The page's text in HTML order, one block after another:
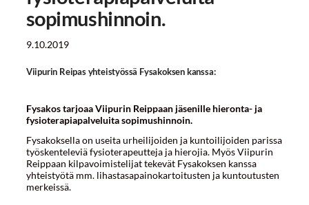
sopimushinnoin.
9.10.2019
Viipurin Reipas yhteistyössä Fysakoksen kanssa:
Fysakos tarjoaa Viipurin Reippaan jäsenille hieronta- ja
fysioterapiapalveluita sopimushinnoin.
Fysakoksella on useita urheilijoiden ja kuntoilijoiden parissa
työskenteleviä fysioterapeutteja ja hierojia. Myös Viipurin
Reippaan kilpavoimistelijat tekevät Fysakoksen kanssa
yhteistyötä mm. lihastasapainokartoitusten ja kuntoutusten
merkeissä.